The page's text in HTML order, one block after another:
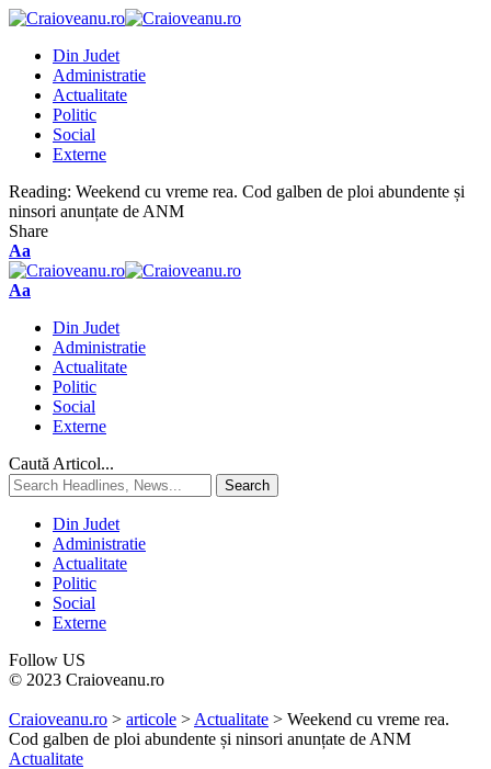
Din Judet
Administratie
Actualitate
Politic
Social
Externe
Reading: Weekend cu vreme rea. Cod galben de ploi abundente și
ninsori anunțate de ANM
Share
Aa
Aa
Din Judet
Administratie
Actualitate
Politic
Social
Externe
Caută Articol...
Din Judet
Administratie
Actualitate
Politic
Social
Externe
Follow US
© 2023 Craioveanu.ro
Craioveanu.ro > articole > Actualitate > Weekend cu vreme rea.
Cod galben de ploi abundente și ninsori anunțate de ANM
Actualitate